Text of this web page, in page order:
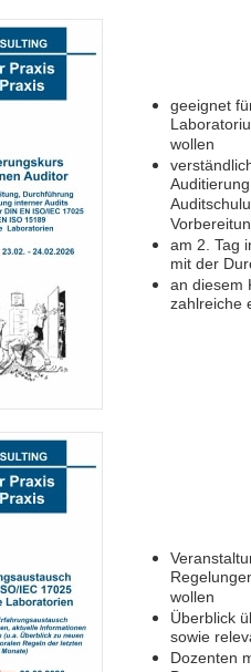
geeignet
wollen
am 2. Tag
mit der
an diesem
zahlreiche
wollen
Überblick
sowie
Dozenten